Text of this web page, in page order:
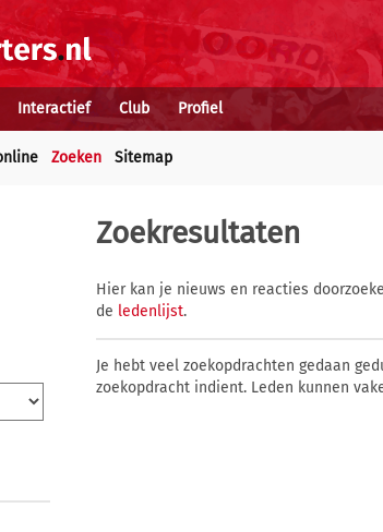
Interactief Club Profiel
Zoeken Sitemap
Zoekresultaten
Hier kan je nieuws en reacties
de ledenlijst.
Je hebt veel zoekopdrachten gedaan
zoekopdracht indient. Leden kunnen